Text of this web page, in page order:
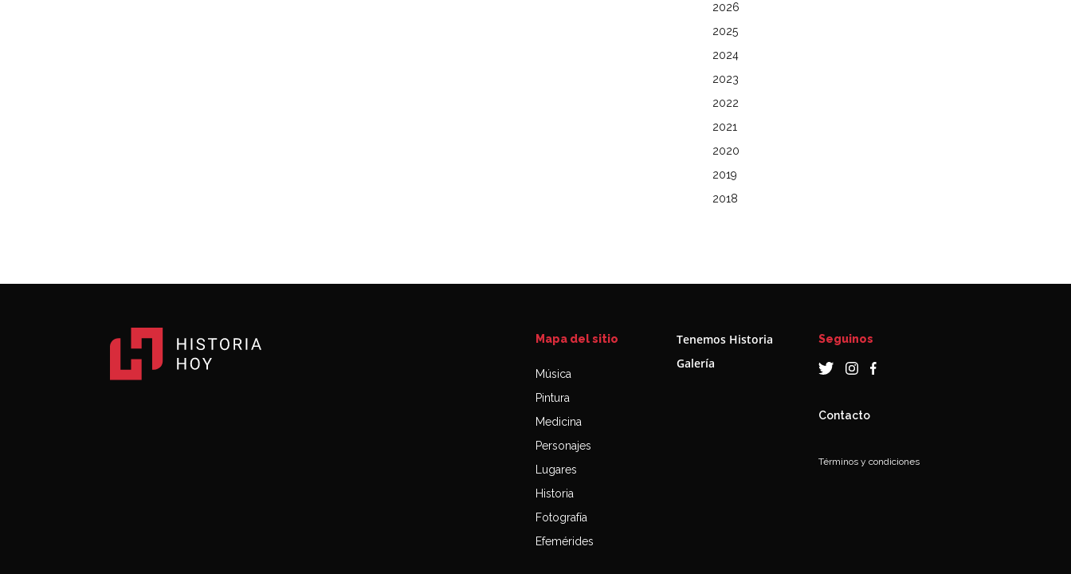
2026
2025
2024
2023
2022
2021
2020
2019
2018
Mapa del sitio
Música
Pintura
Medicina
Personajes
Lugares
Historia
Fotografía
Efemérides
Tenemos Historia
Galería
Seguinos
Contacto
Términos y condiciones